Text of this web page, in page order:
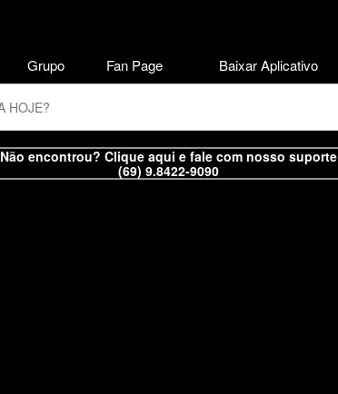
Não encontrou? Clique aqui e fale com nosso suporte
(69) 9.8422-9090
Grupo Fan Page Baixar Aplicativo